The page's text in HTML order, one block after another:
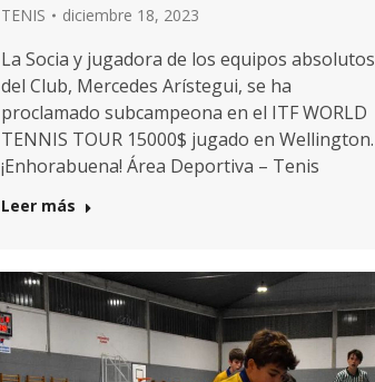
TENIS diciembre 18, 2023
La Socia y jugadora de los equipos absolutos
del Club, Mercedes Arístegui, se ha
proclamado subcampeona en el ITF WORLD
TENNIS TOUR 15000$ jugado en Wellington.
¡Enhorabuena! Área Deportiva – Tenis
Leer más